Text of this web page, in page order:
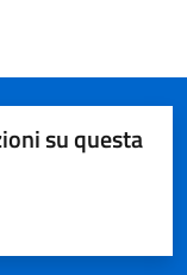
su questa